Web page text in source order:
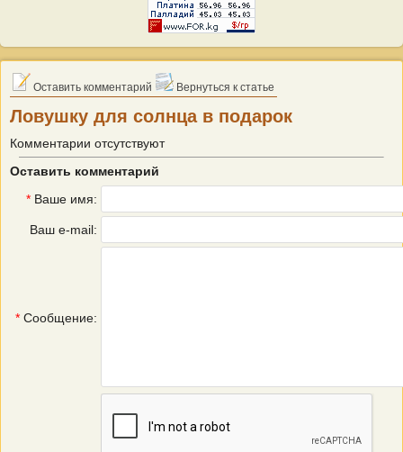
Оставить комментарий Вернуться к статье
Ловушку для солнца в подарок
Комментарии отсутствуют
Оставить комментарий
* Ваше имя:
Ваш e-mail:
* Сообщение: